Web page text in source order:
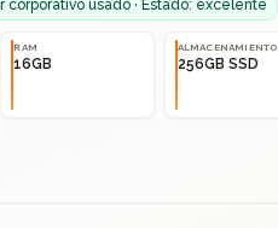
corporativo usado · Estado: excelente
RAM
16GB
ALMACENAMIENTO
256GB SSD